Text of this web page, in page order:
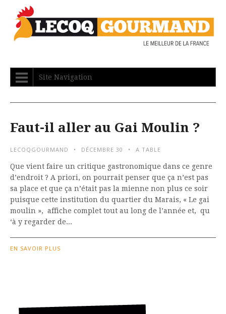
Site Navigation
Faut-il aller au Gai Moulin ?
LECOQGOURMAND DÉCEMBRE 30 A TABLE
Que vient faire un critique gastronomique dans ce genre
d’endroit ? A priori, on pourrait penser que ça n’est pas
sa place et que ça n’était pas la mienne non plus ce soir
puisque cette institution du quartier du Marais, « Le gai
moulin », affiche complet tout au long de l’année et, qu
‘à y regarder de...
EN SAVOIR PLUS